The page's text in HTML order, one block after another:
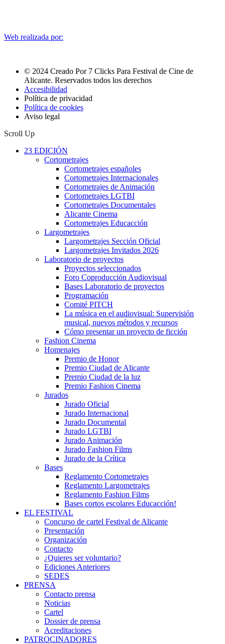
Web realizada por:
© 2024 Creado Por 7 Clicks Para Festival de Cine de
Alicante. Reservados todos los derechos
Accesibilidad
Política de privacidad
Política de cookies
Aviso legal
Scroll Up
23 EDICIÓN
Cortometrajes
Cortometrajes españoles
Cortometrajes Internacionales
Cortometrajes de Animación
Cortometrajes LGTBI
Cortometrajes Documentales
Alicante Cinema
Cortometrajes Educacción
Largometrajes
Largometrajes Sección Oficial
Largometrajes Invitados 2026
Laboratorio de proyectos
Proyectos seleccionados
Foro Coproducción Audiovisual
Bases Laboratorio de proyectos
Programación
Comité PITCH
La música en el audiovisual: Supervisión
musical, nuevos métodos y recursos
Cómo presentar un proyecto de ficción
Fashion Cinema
Homenajes
Premio de Honor
Premio Ciudad de Alicante
Premio Ciudad de la luz
Premio Fashion Cinema
Jurados
Jurado Oficial
Jurado Internacional
Jurado Documental
Jurado LGTBI
Jurado Animación
Jurado Fashion Films
Jurado de la Crítica
Bases
Reglamento Cortometrajes
Reglamento Largometrajes
Reglamento Fashion Films
Bases cortos escolares Educacción!
EL FESTIVAL
Concurso de cartel Festival de Alicante
Presentación
Organización
Contacto
¿Quieres ser voluntario?
Ediciones Anteriores
SEDES
PRENSA
Contacto prensa
Noticias
Cartel
Dossier de prensa
Acreditaciones
PATROCINADORES